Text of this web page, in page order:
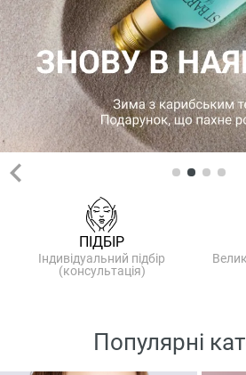
ПІДБІР
Індивідуальний підбір
(консультація)
Популярні